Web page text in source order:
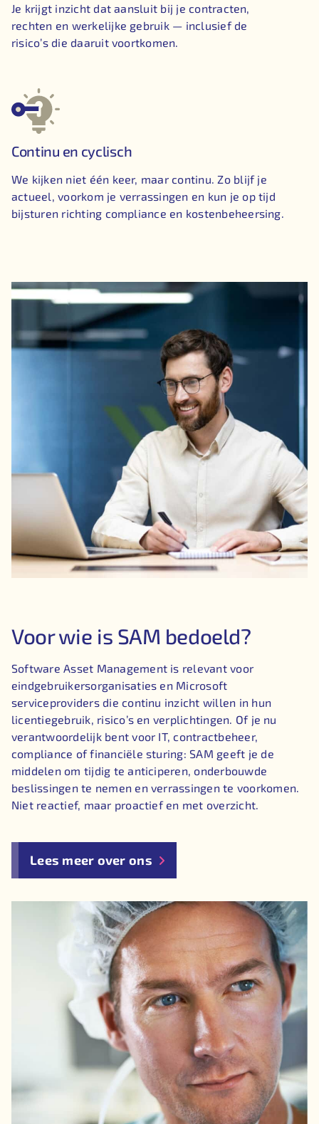
Je krijgt inzicht dat aansluit bij je contracten,
rechten en werkelijke gebruik — inclusief de
risico’s die daaruit voortkomen.
Continu en cyclisch
We kijken niet één keer, maar continu. Zo blijf je
actueel, voorkom je verrassingen en kun je op tijd
bijsturen richting compliance en kostenbeheersing.
Voor wie is SAM bedoeld?
Software Asset Management is relevant voor
eindgebruikersorganisaties en Microsoft
serviceproviders die continu inzicht willen in hun
licentiegebruik, risico’s en verplichtingen. Of je nu
verantwoordelijk bent voor IT, contractbeheer,
compliance of financiële sturing: SAM geeft je de
middelen om tijdig te anticiperen, onderbouwde
beslissingen te nemen en verrassingen te voorkomen.
Niet reactief, maar proactief en met overzicht.
Lees meer over ons